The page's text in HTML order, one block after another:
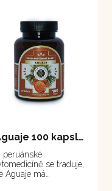
Aguaje 100 kapsle
peruánské
se traduje,
Aguaje má